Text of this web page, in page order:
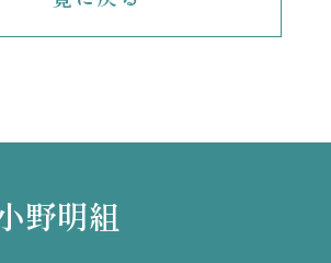
野明組